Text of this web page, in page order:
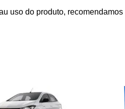
uso do produto,